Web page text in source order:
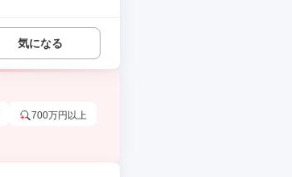
気になる
700万円以上